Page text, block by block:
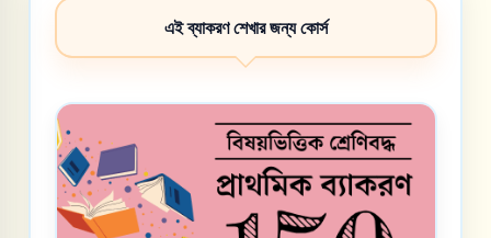
এই ব্যাকরণ শেখার জন্য কোর্স